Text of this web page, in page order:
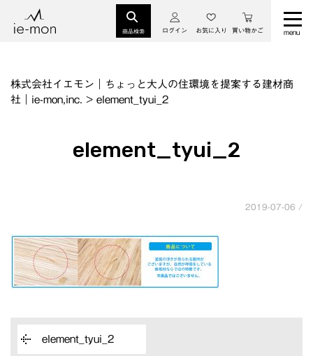
商品検索 ログイン お気に入り 買い物かご
株式会社イエモン｜ちょっと大人の住環境を提案する建材商
社｜ie-mon,inc. > element_tyui_2
element_tyui_2
2019-07-06 /
element_tyui_2